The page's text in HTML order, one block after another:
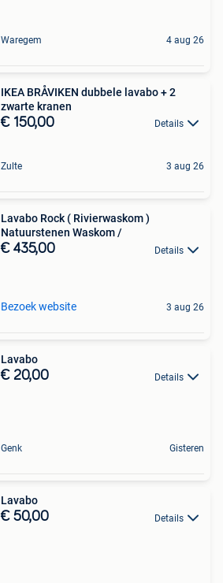
Waregem 4 aug 26
IKEA BRÅVIKEN dubbele lavabo + 2
zwarte kranen
€ 150,00 Details
Zulte 3 aug 26
Lavabo Rock ( Rivierwaskom )
Natuurstenen Waskom /
€ 435,00 Details
Bezoek website 3 aug 26
Lavabo
€ 20,00 Details
Genk Gisteren
Lavabo
€ 50,00 Details